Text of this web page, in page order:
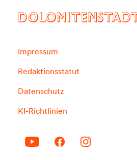
DOLOMITENSTADT
Impressum
Redaktionsstatut
Datenschutz
KI-Richtlinien